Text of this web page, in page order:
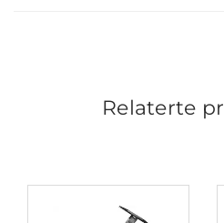
Relaterte